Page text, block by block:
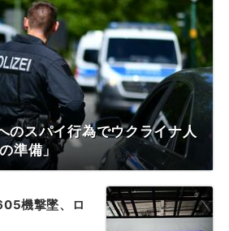
のスパイ行為でウクライナ人
準備」
機撃墜、ロ